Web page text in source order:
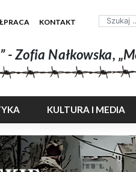
KONTAKT
Zofia Nałkowska,
KULTURA I MEDIA